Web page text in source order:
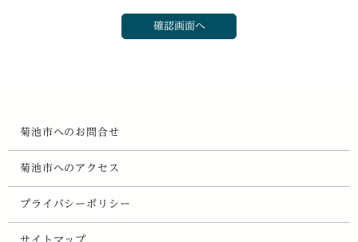
菊池市へのお問合せ
菊池市へのアクセス
プライバシーポリシー